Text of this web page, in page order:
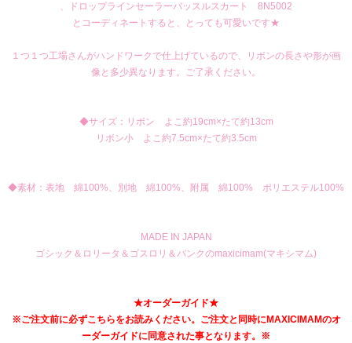
、
ドロップラインセーラーバッスルスカート 8N5002
とコーディネートすると、とっても可愛いです★
１つ１つ工場さんがハンドワークで仕上げているので、リボンの長さや形が画
像と多少異なります。ご了承ください。
◆サイズ：リボン よこ約19cm×たて約13cm
リボン小 よこ約7.5cm×たて約3.5cm
◆素材：表地 綿100%、別地 綿100%、附属 綿100% ポリエステル100%
MADE IN JAPAN
ゴシック＆ロリータ＆ゴスロリ＆パンクのmaxicimam(マキシマム)
★オーダーガイド★
※ご注文前に必ずこちらをお読みください。ご注文と同時にMAXICIMAMのオ
ーダーガイドに同意された事となります。※